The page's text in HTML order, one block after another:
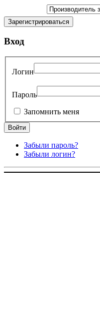
Вход
Логин
Пароль
Запомнить меня
Забыли пароль?
Забыли логин?